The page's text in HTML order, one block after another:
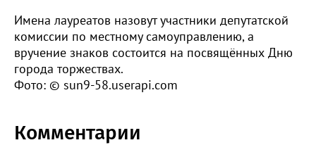
Имена лауреатов назовут участники депутатской
комиссии по местному самоуправлению, а
вручение знаков состоится на посвящённых Дню
города торжествах.
Фото: © sun9-58.userapi.com
Комментарии